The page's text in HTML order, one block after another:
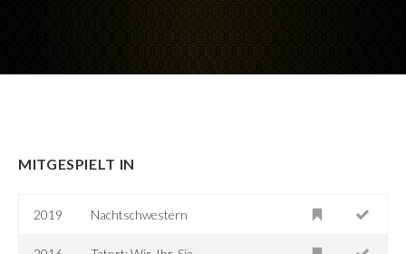
MITGESPIELT IN
2019 Nachtschwestern